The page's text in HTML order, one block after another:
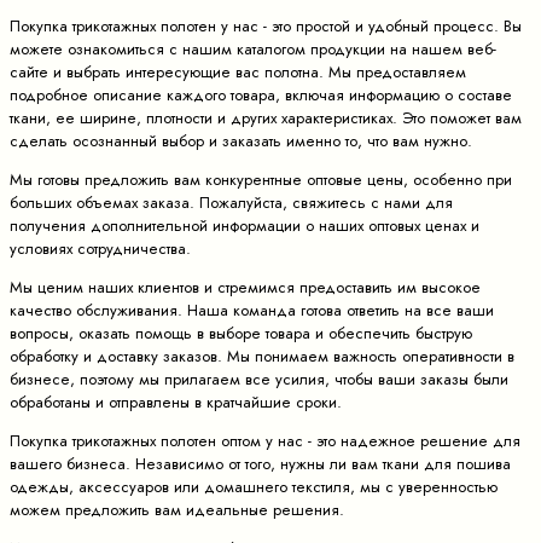
Покупка трикотажных полотен у нас - это простой и удобный процесс. Вы
можете ознакомиться с нашим каталогом продукции на нашем веб-
сайте и выбрать интересующие вас полотна. Мы предоставляем
подробное описание каждого товара, включая информацию о составе
ткани, ее ширине, плотности и других характеристиках. Это поможет вам
сделать осознанный выбор и заказать именно то, что вам нужно.
Мы готовы предложить вам конкурентные оптовые цены, особенно при
больших объемах заказа. Пожалуйста, свяжитесь с нами для
получения дополнительной информации о наших оптовых ценах и
условиях сотрудничества.
Мы ценим наших клиентов и стремимся предоставить им высокое
качество обслуживания. Наша команда готова ответить на все ваши
вопросы, оказать помощь в выборе товара и обеспечить быструю
обработку и доставку заказов. Мы понимаем важность оперативности в
бизнесе, поэтому мы прилагаем все усилия, чтобы ваши заказы были
обработаны и отправлены в кратчайшие сроки.
Покупка трикотажных полотен оптом у нас - это надежное решение для
вашего бизнеса. Независимо от того, нужны ли вам ткани для пошива
одежды, аксессуаров или домашнего текстиля, мы с уверенностью
можем предложить вам идеальные решения.